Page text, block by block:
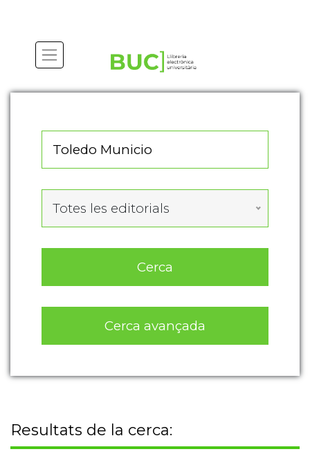
Totes les editorials
Cerca
Cerca avançada
Resultats de la cerca: